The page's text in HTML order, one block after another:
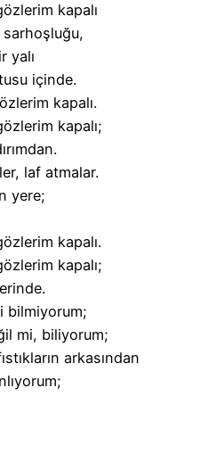
kapalı
yalı
içinde.
kapalı.
kapalı;
laf atmalar.
yere;
kapalı.
kapalı;
bilmiyorum;
mi, biliyorum;
arkasından